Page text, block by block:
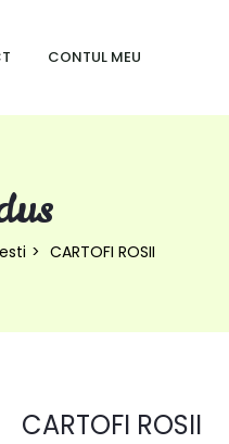
CONTUL MEU
CARTOFI ROSII
CARTOFI ROSII